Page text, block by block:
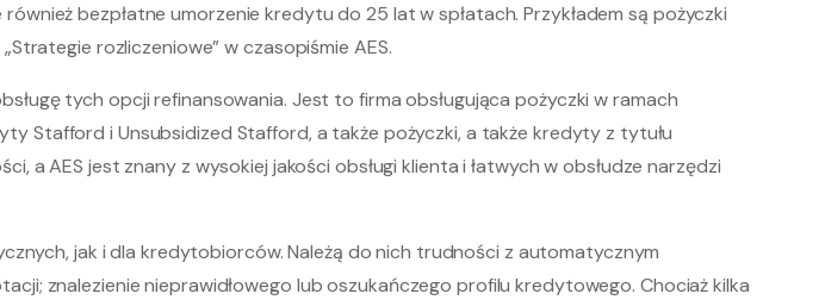
bezpłatne umorzenie kredytu do 25 lat w spłatach. Przykładem są pożyczki
rozliczeniowe” w czasopiśmie AES.
tych opcji refinansowania. Jest to firma obsługująca pożyczki w ramach
Stafford i Unsubsidized Stafford, a także pożyczki, a także kredyty z tytułu
a AES jest znany z wysokiej jakości obsługi klienta i łatwych w obsłudze narzędzi
jak i dla kredytobiorców. Należą do nich trudności z automatycznym
znalezienie nieprawidłowego lub oszukańczego profilu kredytowego. Chociaż kilka